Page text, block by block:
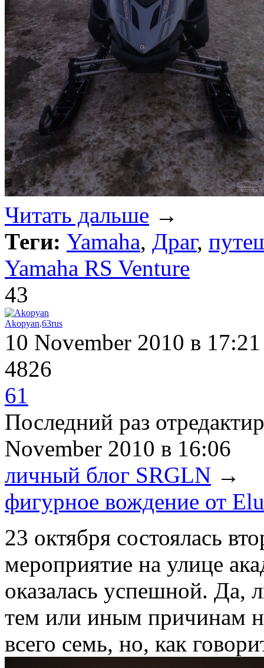
Читать дальше →
Теги: Yamaha, Драг,
Yamaha RS Venture
43
Akopyan.63rus
10 November 2010 в 17:21
4826
61
Последний раз
November 2010 в 16:06
личный блог SRGLN →
фигурное вождение от
23 октября состоялась
мероприятие на улице
оказалась успешной. Да,
тем или иным причинам
всего семь, но, как